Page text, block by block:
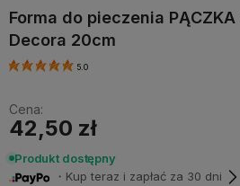
Forma do pieczenia PĄCZKA
Decora 20cm
5.0
Cena:
42,50 zł
Produkt dostępny
・Kup teraz i zapłać za 30 dni